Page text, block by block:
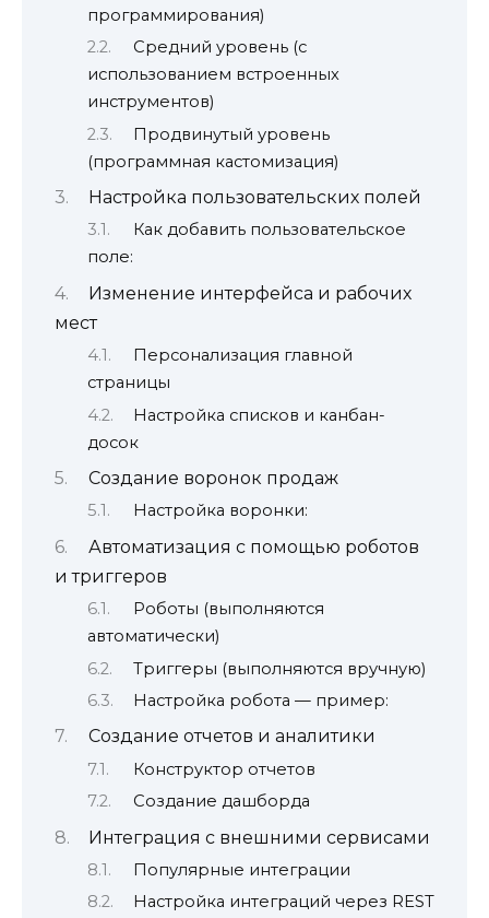
программирования)
Средний уровень (с
использованием встроенных
инструментов)
Продвинутый уровень
(программная кастомизация)
Настройка пользовательских полей
Как добавить пользовательское
поле:
Изменение интерфейса и рабочих
мест
Персонализация главной
страницы
Настройка списков и канбан-
досок
Создание воронок продаж
Настройка воронки:
Автоматизация с помощью роботов
и триггеров
Роботы (выполняются
автоматически)
Триггеры (выполняются вручную)
Настройка робота — пример:
Создание отчетов и аналитики
Конструктор отчетов
Создание дашборда
Интеграция с внешними сервисами
Популярные интеграции
Настройка интеграций через REST